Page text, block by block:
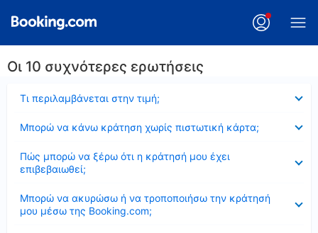
Οι 10 συχνότερες ερωτήσεις
Τι περιλαμβάνεται στην τιμή;
Μπορώ να κάνω κράτηση χωρίς πιστωτική κάρτα;
Πώς μπορώ να ξέρω ότι η κράτησή μου έχει
επιβεβαιωθεί;
Μπορώ να ακυρώσω ή να τροποποιήσω την κράτησή
μου μέσω της Booking.com;